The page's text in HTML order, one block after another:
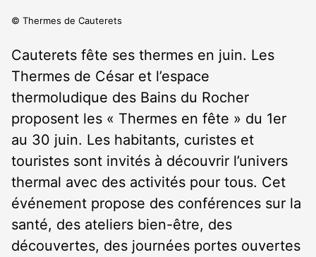
© Thermes de Cauterets
Cauterets fête ses thermes en juin. Les
Thermes de César et l’espace
thermoludique des Bains du Rocher
proposent les « Thermes en fête » du 1er
au 30 juin. Les habitants, curistes et
touristes sont invités à découvrir l’univers
thermal avec des activités pour tous. Cet
événement propose des conférences sur la
santé, des ateliers bien-être, des
découvertes, des journées portes ouvertes